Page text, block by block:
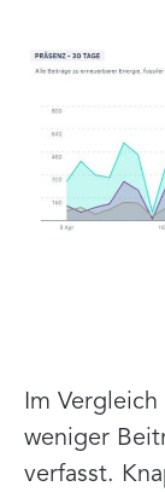
Im
weniger
verfasst.